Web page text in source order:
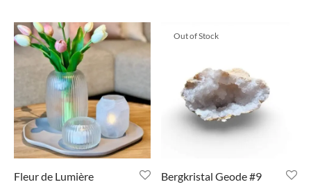
Fleur de Lumière
Out of Stock
Bergkristal Geode #9